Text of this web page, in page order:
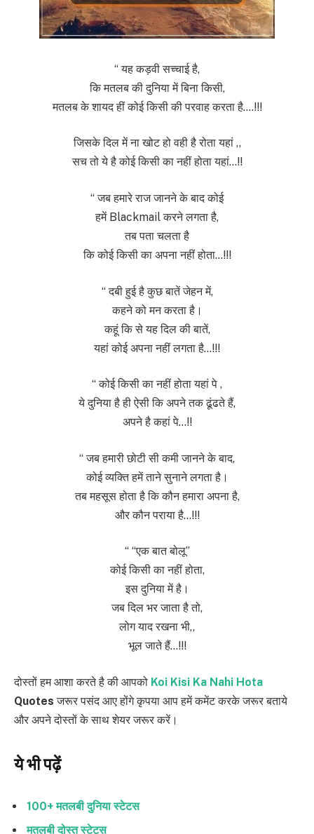
“ यह कड़वी सच्चाई है,
कि मतलब की दुनिया में बिना किसी,
मतलब के शायद हीं कोई किसी की परवाह करता है….!!!
जिसके दिल में ना खोट हो वही है रोता यहां ,,
सच तो ये है कोई किसी का नहीं होता यहां…!!
“ जब हमारे राज जानने के बाद कोई
हमें Blackmail करने लगता है,
तब पता चलता है
कि कोई किसी का अपना नहीं होता…!!!
“ दबी हुई है कुछ बातें जेहन में,
कहने को मन करता है।
कहूं कि से यह दिल की बातें,
यहां कोई अपना नहीं लगता है…!!!
“ कोई किसी का नहीं होता यहां पे ,
ये दुनिया है ही ऐसी कि अपने तक ढूंढते हैं,
अपने है कहां पे…!!
“ जब हमारी छोटी सी कमी जानने के बाद,
कोई व्यक्ति हमें ताने सुनाने लगता है।
तब महसूस होता है कि कौन हमारा अपना है,
और कौन पराया है…!!!
“ “एक बात बोलू”
कोई किसी का नहीं होता,
इस दुनिया में है।
जब दिल भर जाता है तो,
लोग याद रखना भी,,
भूल जाते हैं…!!!
दोस्तों हम आशा करते है की आपको Koi Kisi Ka Nahi Hota
Quotes जरूर पसंद आए होंगे कृपया आप हमें कमेंट करके जरूर बताये
और अपने दोस्तों के साथ शेयर जरूर करें।
ये भी पढ़ें
100+ मतलबी दुनिया स्टेटस
मतलबी दोस्त स्टेटस